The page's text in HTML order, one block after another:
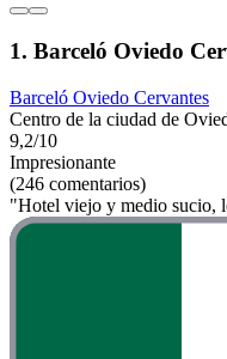
1. Barceló Oviedo
Barceló Oviedo Cervantes
Centro de la ciudad de
9,2/10
Impresionante
(246 comentarios)
"Hotel viejo y medio sucio,